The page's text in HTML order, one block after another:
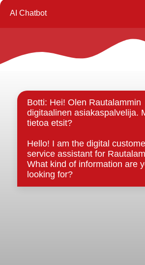
Rautalammin kunta
Strategiat, ohjelmat, ohjeet,
sopimukset
Asiakirjajulkisuuskuvaus
Evästeet
Saavutettavuusseloste
Tietosuoja
Tietosuojaselosteet